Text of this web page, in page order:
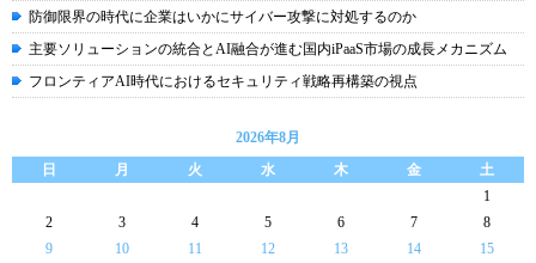
防御限界の時代に企業はいかにサイバー攻撃に対処するのか
主要ソリューションの統合とAI融合が進む国内iPaaS市場の成長メカニズム
フロンティアAI時代におけるセキュリティ戦略再構築の視点
2026年8月
日
月 火 水 木 金
土
1
2
3 4 5 6 7
8
9
10 11 12 13 14
15